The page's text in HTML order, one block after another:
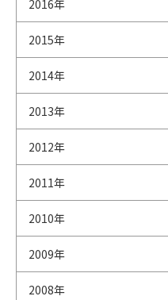
2016年
2015年
2014年
2013年
2012年
2011年
2010年
2009年
2008年